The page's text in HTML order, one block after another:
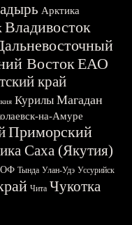
Арктика
Владивосток
ВостокЕАО
край
Курилы Магадан
на-Амуре
Приморский
Саха (Якутия)
Тында Улан-Удэ Уссурийск
Чита Чукотка